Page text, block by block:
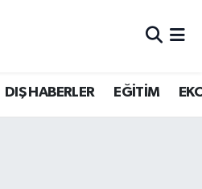
DIŞ HABERLER EĞİTİM